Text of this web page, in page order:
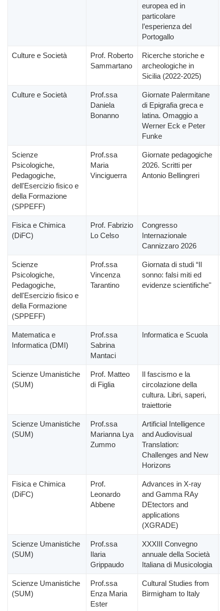
europea ed in
particolare
l’esperienza del
Portogallo
Culture e Società
Prof. Roberto
Sammartano
Ricerche storiche e
archeologiche in
Sicilia (2022-2025)
Culture e Società
Prof.ssa
Daniela
Bonanno
Giornate Palermitane
di Epigrafia greca e
latina. Omaggio a
Werner Eck e Peter
Funke
Scienze
Psicologiche,
Pedagogiche,
dell'Esercizio fisico e
della Formazione
(SPPEFF)
Prof.ssa
Maria
Vinciguerra
Giornate pedagogiche
2026. Scritti per
Antonio Bellingreri
Fisica e Chimica
(DiFC)
Prof. Fabrizio
Lo Celso
Congresso
Internazionale
Cannizzaro 2026
Scienze
Psicologiche,
Pedagogiche,
dell'Esercizio fisico e
della Formazione
(SPPEFF)
Prof.ssa
Vincenza
Tarantino
Giornata di studi “Il
sonno: falsi miti ed
evidenze scientifiche"
Matematica e
Informatica (DMI)
Prof.ssa
Sabrina
Mantaci
Informatica e Scuola
Scienze Umanistiche
(SUM)
Prof. Matteo
di Figlia
Il fascismo e la
circolazione della
cultura. Libri, saperi,
traiettorie
Scienze Umanistiche
(SUM)
Prof.ssa
Marianna Lya
Zummo
Artificial Intelligence
and Audiovisual
Translation:
Challenges and New
Horizons
Fisica e Chimica
(DiFC)
Prof.
Leonardo
Abbene
Advances in X-ray
and Gamma RAy
DEtectors and
applications
(XGRADE)
Scienze Umanistiche
(SUM)
Prof.ssa
Ilaria
Grippaudo
XXXIII Convegno
annuale della Società
Italiana di Musicologia
Scienze Umanistiche
(SUM)
Prof.ssa
Enza Maria
Ester
Cultural Studies from
Birmigham to Italy